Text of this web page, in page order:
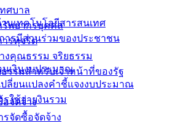
ศบาล
รัพยากรบุคคล
รทุจริต
งคุณธรรม จริยธรรม
รรมสำหรับเจ้าหน้าที่ของรัฐ
จัดจ้าง
รจัดซื้อจัดจ้าง
นเทคโนโลยีสารสนเทศ
ารมีส่วนร่วมของประชาชน
นเงินงบประมาณ
ปลี่ยนแปลงคำชี้แจงงบประมาณ
รใช้จ่ายงินรวม